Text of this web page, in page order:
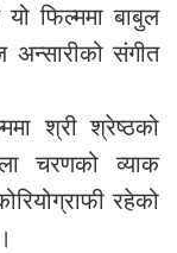
फिल्ममा बाबुल
अन्सारीको संगीत
श्री श्रेष्ठको
चरणको व्याक
रहेको